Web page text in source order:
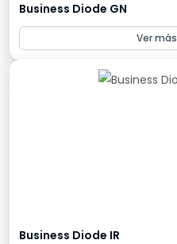
Business Diode GN
Ver
Business Diode IR